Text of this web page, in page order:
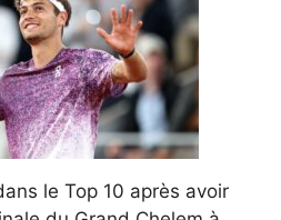
le Top 10 après avoir